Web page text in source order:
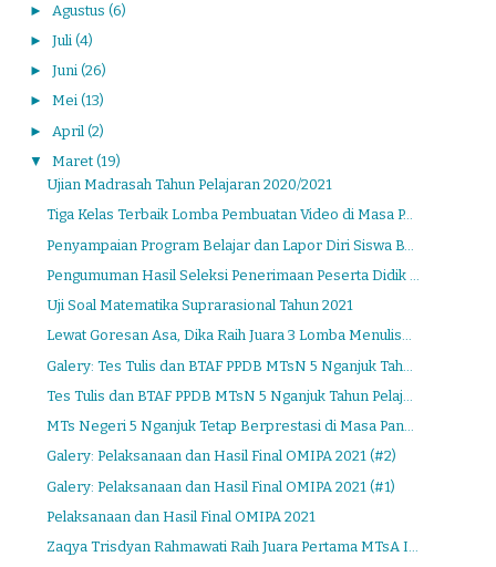
► Agustus (6)
► Juli (4)
► Juni (26)
► Mei (13)
► April (2)
▼ Maret (19)
Ujian Madrasah Tahun Pelajaran 2020/2021
Tiga Kelas Terbaik Lomba Pembuatan Video di Masa P...
Penyampaian Program Belajar dan Lapor Diri Siswa B...
Pengumuman Hasil Seleksi Penerimaan Peserta Didik ...
Uji Soal Matematika Suprarasional Tahun 2021
Lewat Goresan Asa, Dika Raih Juara 3 Lomba Menulis...
Galery: Tes Tulis dan BTAF PPDB MTsN 5 Nganjuk Tah...
Tes Tulis dan BTAF PPDB MTsN 5 Nganjuk Tahun Pelaj...
MTs Negeri 5 Nganjuk Tetap Berprestasi di Masa Pan...
Galery: Pelaksanaan dan Hasil Final OMIPA 2021 (#2)
Galery: Pelaksanaan dan Hasil Final OMIPA 2021 (#1)
Pelaksanaan dan Hasil Final OMIPA 2021
Zaqya Trisdyan Rahmawati Raih Juara Pertama MTsA I...